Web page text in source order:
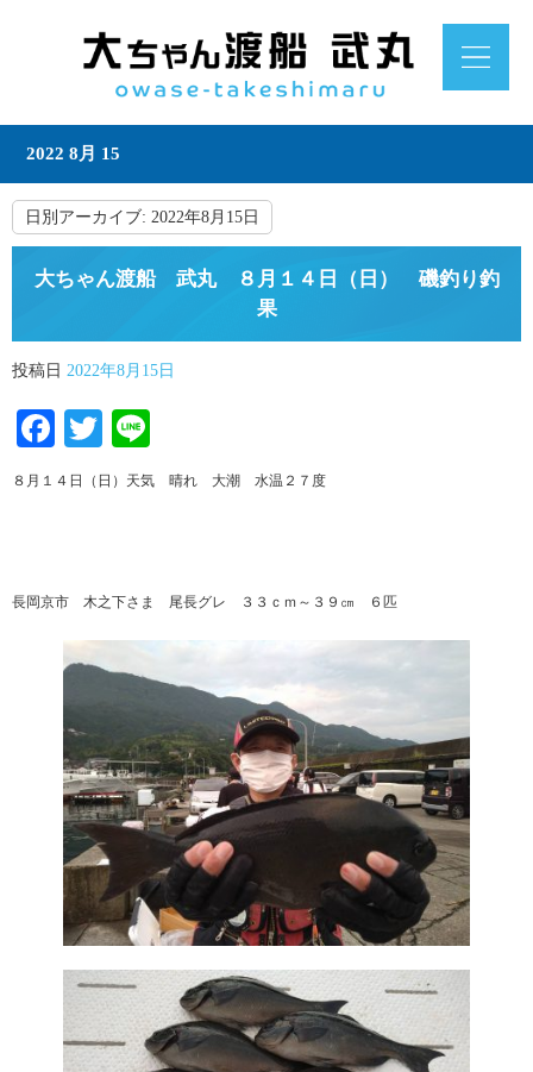
2022 8月 15
日別アーカイブ: 2022年8月15日
大ちゃん渡船 武丸 ８月１４日（日） 磯釣り釣
果
投稿日 2022年8月15日
Facebook
Twitter
８月１４日（日）天気 晴れ 大潮 水温２７度
長岡京市 木之下さま 尾長グレ ３３ｃｍ～３９㎝ ６匹